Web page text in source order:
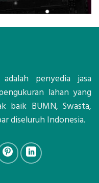
penyedia jasa
lahan yang
baik BUMN, Swasta,
diseluruh Indonesia.